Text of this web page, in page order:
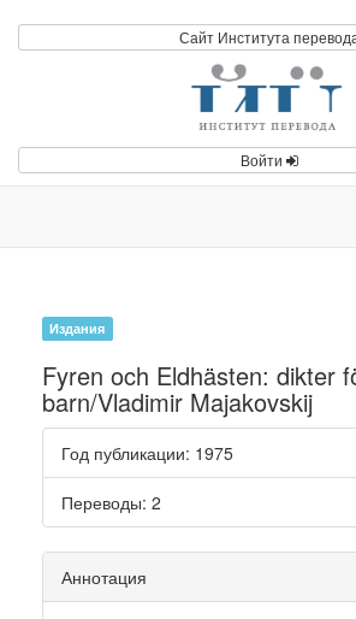
Сайт Института
Войти
Издания
Fyren och Eldhästen: dikter
barn/Vladimir Majakovskij
Год публикации: 1975
Переводы: 2
Аннотация